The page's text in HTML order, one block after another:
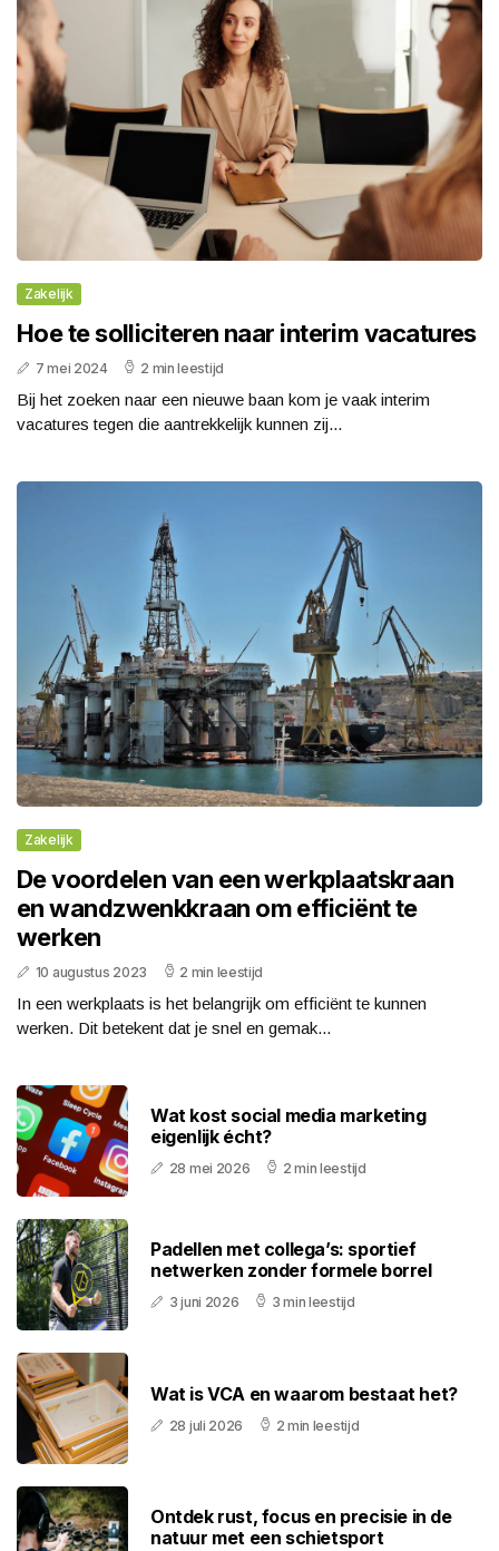
Zakelijk
Hoe te solliciteren naar interim vacatures
7 mei 2024 2 min leestijd
Bij het zoeken naar een nieuwe baan kom je vaak interim
vacatures tegen die aantrekkelijk kunnen zij...
Zakelijk
De voordelen van een werkplaatskraan
en wandzwenkkraan om efficiënt te
werken
10 augustus 2023 2 min leestijd
In een werkplaats is het belangrijk om efficiënt te kunnen
werken. Dit betekent dat je snel en gemak...
Wat kost social media marketing
eigenlijk écht?
28 mei 2026 2 min leestijd
Padellen met collega’s: sportief
netwerken zonder formele borrel
3 juni 2026 3 min leestijd
Wat is VCA en waarom bestaat het?
28 juli 2026 2 min leestijd
Ontdek rust, focus en precisie in de
natuur met een schietsport